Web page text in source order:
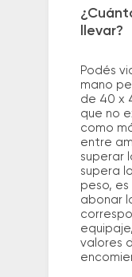
llevar?
Podés
mano
de 40 x
que no
como
entre
superar
supera
peso,
abonar
valores